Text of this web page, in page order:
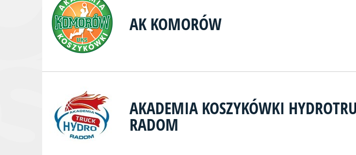
AK KOMORÓW
AKADEMIA KOSZYKÓWKI
RADOM